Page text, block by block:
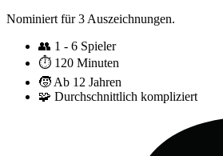
Nominiert für 3 Auszeichnungen.
👥 1 - 6 Spieler
⏱️ 120 Minuten
🧒 Ab 12 Jahren
🧩 Durchschnittlich kompliziert